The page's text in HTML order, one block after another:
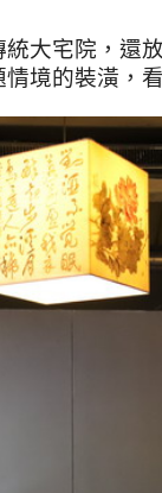
大宅院，還
境的裝潢，